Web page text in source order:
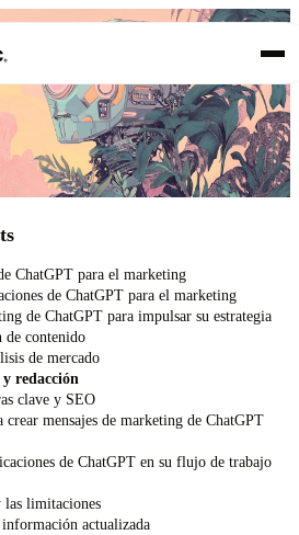
nosotros
ChatGPT para el marketing
de ChatGPT para el marketing
de ChatGPT para impulsar su estrategia
de contenido
de mercado
redacción
clave y SEO
crear mensajes de marketing de ChatGPT
de ChatGPT en su flujo de trabajo
las limitaciones
actualizada